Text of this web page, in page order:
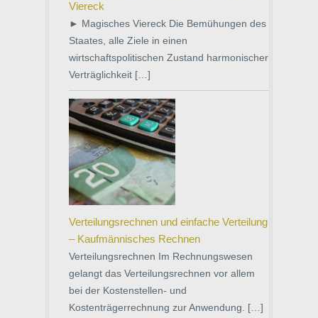
Viereck
► Magisches Viereck Die Bemühungen des
Staates, alle Ziele in einen
wirtschaftspolitischen Zustand harmonischer
Verträglichkeit […]
Verteilungsrechnen und einfache Verteilung
– Kaufmännisches Rechnen
Verteilungsrechnen Im Rechnungswesen
gelangt das Verteilungsrechnen vor allem
bei der Kostenstellen- und
Kostenträgerrechnung zur Anwendung. […]